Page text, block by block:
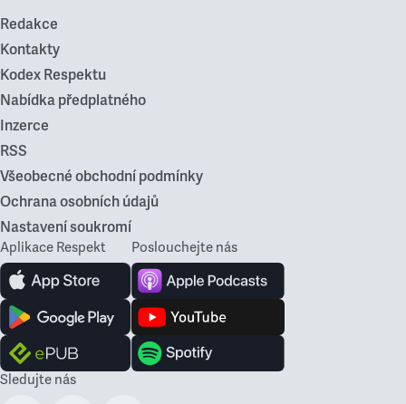
Redakce
Kontakty
Kodex Respektu
Nabídka předplatného
Inzerce
RSS
Všeobecné obchodní podmínky
Ochrana osobních údajů
Nastavení soukromí
Aplikace Respekt Poslouchejte nás
Sledujte nás